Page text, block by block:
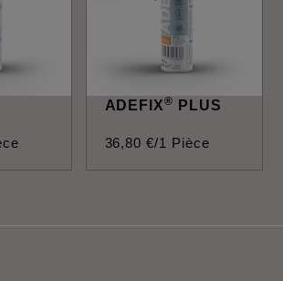
ADEFIX® PLUS
36,80 €/1 Pièce